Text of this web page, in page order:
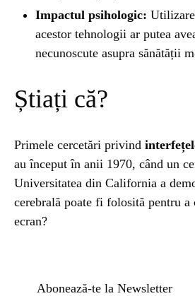
Impactul psihologic:
acestor tehnologii ar putea
necunoscute asupra sănătății
Știați că?
Primele cercetări privind
au început în anii 1970, când un
Universitatea din California a
cerebrală poate fi folosită pentru a
ecran?
Abonează-te la Newsletter